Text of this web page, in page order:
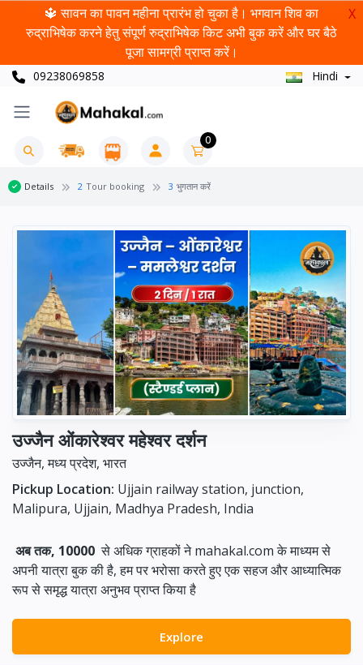
🔱 सावन का पावन महीना प्रारंभ हो चुका है। भगवान शिव का
रुद्राभिषेक करने हेतु संपूर्ण रुद्राभिषेक किट अभी बुक करें और घर बैठे
पूजा सामग्री प्राप्त करें।
X
09238069858 Hindi
0
Details 2 Tour booking 3 भुगतान करें
उज्जैन ओंकारेश्वर महेश्वर दर्शन
उज्जैन, मध्य प्रदेश, भारत
Pickup Location: Ujjain railway station, junction,
Malipura, Ujjain, Madhya Pradesh, India
अब तक, 10000 से अधिक ग्राहकों ने mahakal.com के माध्यम से
अपनी यात्रा बुक की है, हम पर भरोसा करते हुए एक सहज और आध्यात्मिक
रूप से समृद्ध यात्रा अनुभव प्राप्त किया है
Explore